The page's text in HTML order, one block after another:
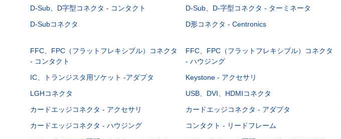
D-Sub、D字型コネクタ - コンタクト D-Sub、D-字型コネクタ - ターミネータ
D-Subコネクタ
D形コネクタ - Centronics
FFC、FPC（フラットフレキシブル）コネクタ
- コンタクト
FFC、FPC（フラットフレキシブル）コネクタ
- ハウジング
IC、トランジスタ用ソケット -アダプタ Keystone - アクセサリ
LGHコネクタ
USB、DVI、HDMIコネクタ
カードエッジコネクタ - アクセサリ
カードエッジコネクタ - アダプタ
カードエッジコネクタ - ハウジング
コンタクト - リードフレーム